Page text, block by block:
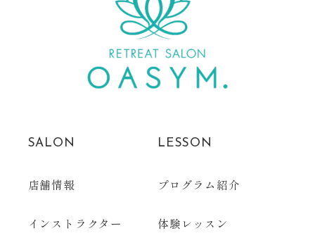
SALON
店舗情報
インストラクター
LESSON
プログラム紹介
体験レッスン